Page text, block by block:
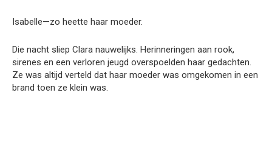
Isabelle—zo heette haar moeder.
Die nacht sliep Clara nauwelijks. Herinneringen aan rook,
sirenes en een verloren jeugd overspoelden haar gedachten.
Ze was altijd verteld dat haar moeder was omgekomen in een
brand toen ze klein was.